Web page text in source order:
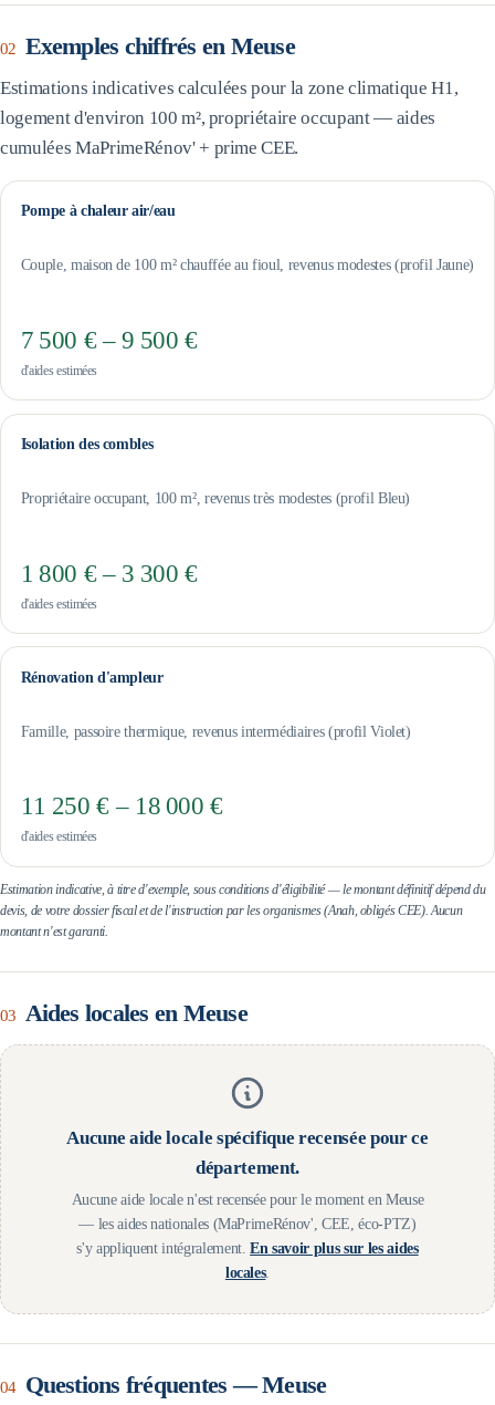
02 Exemples chiffrés en Meuse
Estimations indicatives calculées pour la zone climatique H1 ,
logement d'environ 100 m², propriétaire occupant — aides
cumulées MaPrimeRénov' + prime CEE.
Pompe à chaleur air/eau
Couple, maison de 100 m² chauffée au fioul, revenus modestes (profil Jaune)
7 500 € – 9 500 €
d'aides estimées
Isolation des combles
Propriétaire occupant, 100 m², revenus très modestes (profil Bleu)
1 800 € – 3 300 €
d'aides estimées
Rénovation d'ampleur
Famille, passoire thermique, revenus intermédiaires (profil Violet)
11 250 € – 18 000 €
d'aides estimées
Estimation indicative, à titre d'exemple, sous conditions d'éligibilité — le montant définitif dépend du
devis, de votre dossier fiscal et de l'instruction par les organismes (Anah, obligés CEE). Aucun
montant n'est garanti.
03 Aides locales en Meuse
Aucune aide locale spécifique recensée pour ce
département.
Aucune aide locale n'est recensée pour le moment en Meuse
— les aides nationales (MaPrimeRénov', CEE, éco-PTZ)
s'y appliquent intégralement. En savoir plus sur les aides
locales.
04 Questions fréquentes —Meuse